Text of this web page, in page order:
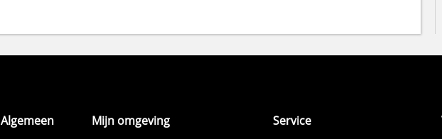
Algemeen
Mijn omgeving
Service